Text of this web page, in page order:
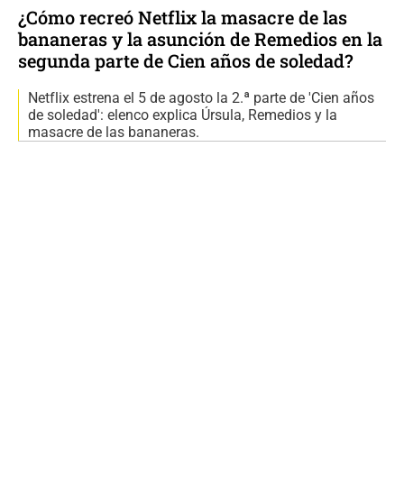
¿Cómo recreó Netflix la masacre de las
bananeras y la asunción de Remedios en la
segunda parte de Cien años de soledad?
Netflix estrena el 5 de agosto la 2.ª parte de 'Cien años
de soledad': elenco explica Úrsula, Remedios y la
masacre de las bananeras.